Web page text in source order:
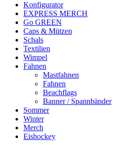
Konfigurator
EXPRESS MERCH
Go GREEN
Caps & Mützen
Schals
Textilien
Wimpel
Fahnen
Mastfahnen
Fahnen
Beachflags
Banner / Spannbänder
Sommer
Winter
Merch
Eishockey